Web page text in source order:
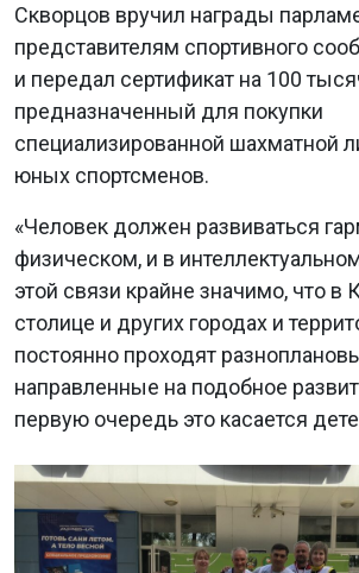
Скворцов вручил награды
представителям спортивного
и передал сертификат на 100
предназначенный для покупки
специализированной шахматной
юных спортсменов.
«Человек должен развиваться
физическом, и в
этой связи крайне значимо, что в
столице и других городах и
постоянно проходят
направленные на подобное
первую очередь это касается